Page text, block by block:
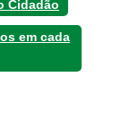
Cidadão
em cada